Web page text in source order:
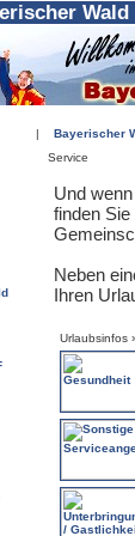
| Bayerischer
Service
Und
finden
Neben
Ihren
Urlaubsinfos